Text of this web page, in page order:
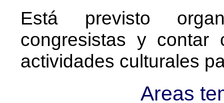
Está previsto
congresistas y contar
actividades culturales
Areas